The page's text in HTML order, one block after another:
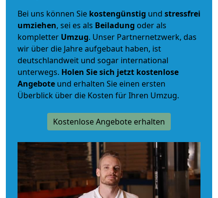
Bei uns können Sie kostengünstig und stressfrei
umziehen, sei es als Beiladung oder als
kompletter Umzug. Unser Partnernetzwerk, das
wir über die Jahre aufgebaut haben, ist
deutschlandweit und sogar international
unterwegs. Holen Sie sich jetzt kostenlose
Angebote und erhalten Sie einen ersten
Überblick über die Kosten für Ihren Umzug.
Kostenlose Angebote erhalten